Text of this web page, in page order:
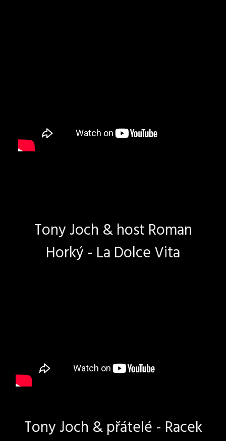
Tony Joch & host Roman
Horký - La Dolce Vita
Tony Joch & přátelé - Racek